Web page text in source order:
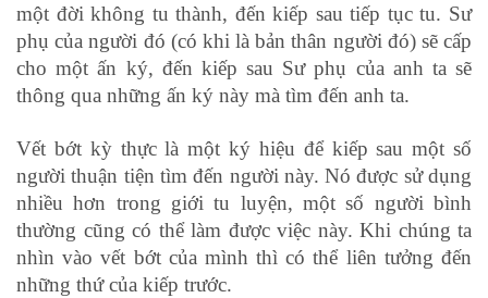
một đời không tu thành, đến kiếp sau tiếp tục tu. Sư
phụ của người đó (có khi là bản thân người đó) sẽ cấp
cho một ấn ký, đến kiếp sau Sư phụ của anh ta sẽ
thông qua những ấn ký này mà tìm đến anh ta.
Vết bớt kỳ thực là một ký hiệu để kiếp sau một số
người thuận tiện tìm đến người này. Nó được sử dụng
nhiều hơn trong giới tu luyện, một số người bình
thường cũng có thể làm được việc này. Khi chúng ta
nhìn vào vết bớt của mình thì có thể liên tưởng đến
những thứ của kiếp trước.